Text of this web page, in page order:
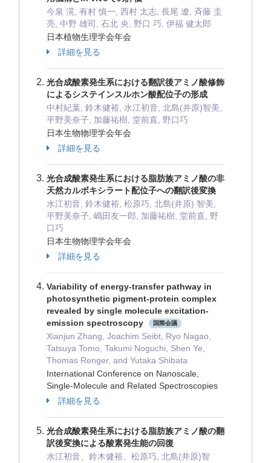
今泉 滉, 有村 慎一, 西村 太志, 長尾 遼, 斉藤 圭
亮, 中野 雄司, 石北 央, 野口 巧, 伊福 健太郎
日本植物生理学会年会
詳細を見る
光合成酸素発生系における翻訳後アミノ酸修飾
によるシステインスルホン酸配位子の形成
中村紀葉, 鈴木健裕, 水江初音, 北島(井原)智美,
平野美奈子, 加藤祐樹, 堂前直, 野口巧
日本生物物理学会年会
詳細を見る
光合成酸素発生系における脂肪族アミノ酸の非
天然カルボキシラート配位子への翻訳後変換
水江初音, 鈴木健裕, 松原巧, 北島(井原) 智美,
平野美奈子, 嶋田友一郎, 加藤祐樹, 堂前直, 野
口巧
日本生物物理学会年会
詳細を見る
Variability of energy-transfer pathway in
photosynthetic pigment-protein complex
revealed by single molecule excitation-
emission spectroscopy
国際会議
Xianjun Zhang, Joachim Seibt, Ryo Nagao,
Tatsuya Tomo, Takumi Noguchi, Shen Ye,
Thomas Renger, and Yutaka Shibata
International Conference on Nanoscale,
Single-Molecule and Related Spectroscopies
詳細を見る
光合成酸素発生系における脂肪族アミノ酸の翻
訳後変換による酸素発生能の回復
水江初音、鈴木健裕、松原巧, 北島(井原)智